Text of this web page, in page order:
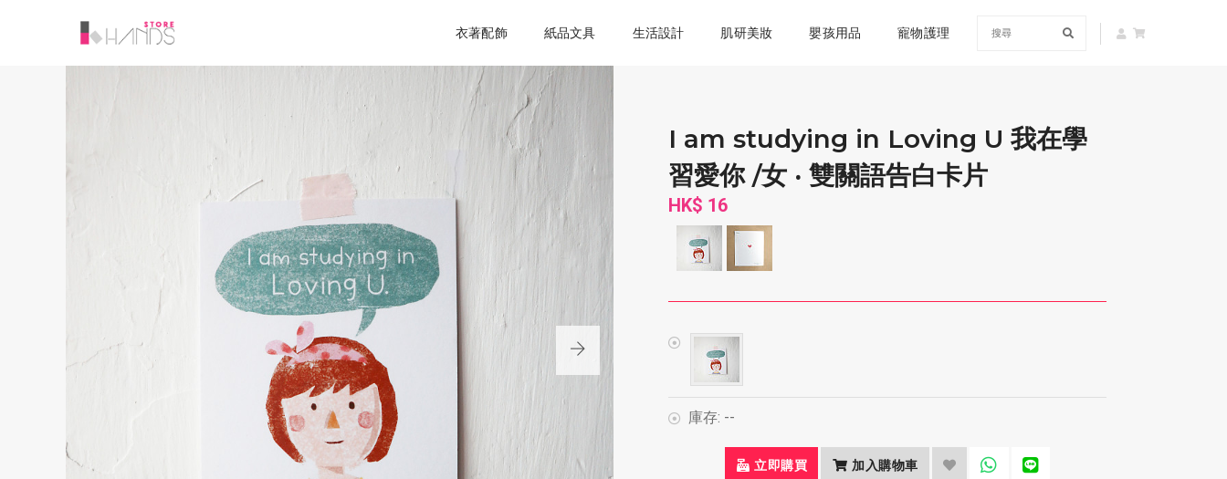
衣著配飾 紙品文具 生活設計 肌研美妝 嬰孩用品 寵物護理
I am studying in Loving U 我在學
習愛你 /女 ‧ 雙關語告白卡片
HK$ 16
庫存: --
立即購買 加入購物車